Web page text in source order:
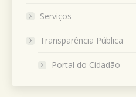
Serviços
Transparência Pública
Portal do Cidadão